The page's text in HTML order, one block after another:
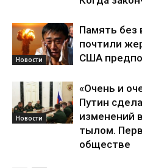
Новости
Память без
почтили
США
Новости
«Очень и
Путин
изменений
тылом.
обществе